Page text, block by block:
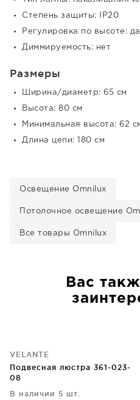
Степень защиты: IP20
Регулировка по высоте: да
Диммируемость: нет
Размеры
Ширина/диаметр: 65 см
Высота: 80 см
Минимальная высота: 62
Длина цепи: 180 см
Освещение Omnilux
Потолочное освещение
Все товары Omnilux
Вас
VELANTE
Подвесная люстра 361-023-
08
В наличии 5 шт.